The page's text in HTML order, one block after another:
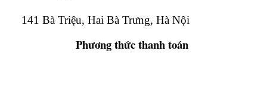
141 Bà Triệu, Hai Bà Trưng, Hà Nội
Phương thứcthanh toán